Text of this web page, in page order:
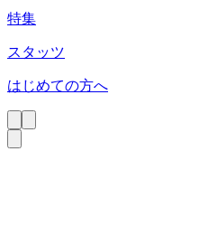
特集
スタッツ
はじめての方へ